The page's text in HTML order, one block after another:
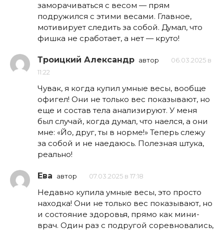
заморачиваться с весом — прям
подружился с этими весами. Главное,
мотивирует следить за собой. Думал, что
фишка не сработает, а нет — круто!
Троицкий Александр автор
06.03.2025 в
11:22
Чувак, я когда купил умные весы, вообще
офигел! Они не только вес показывают, но
еще и состав тела анализируют. У меня
был случай, когда думал, что наелся, а они
мне: «Йо, друг, ты в норме!» Теперь слежу
за собой и не наедаюсь. Полезная штука,
реально!
Ева автор 07.03.2025 в 17:18
Недавно купила умные весы, это просто
находка! Они не только вес показывают, но
и состояние здоровья, прямо как мини-
врач. Один раз с подругой соревновались,